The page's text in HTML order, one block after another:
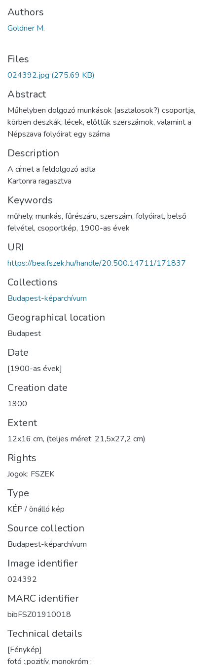
Authors
Goldner M.
Files
024392.jpg (275.69 KB)
Abstract
Műhelyben dolgozó munkások (asztalosok?) csoportja,
körben deszkák, lécek, előttük szerszámok, valamint a
Népszava folyóirat egy száma
Description
A címet a feldolgozó adta
Kartonra ragasztva
Keywords
műhely, munkás, fűrészáru, szerszám, folyóirat, belső
felvétel, csoportkép, 1900-as évek
URI
https://bea.fszek.hu/handle/20.500.14711/171837
Collections
Budapest-képarchívum
Geographical location
Budapest
Date
[1900-as évek]
Creation date
1900
Extent
12x16 cm, (teljes méret: 21,5x27,2 cm)
Rights
Jogok: FSZEK
Type
KÉP / önálló kép
Source collection
Budapest-képarchívum
Image identifier
024392
MARC identifier
bibFSZ01910018
Technical details
[Fénykép]
fotó :,pozitív, monokróm ;